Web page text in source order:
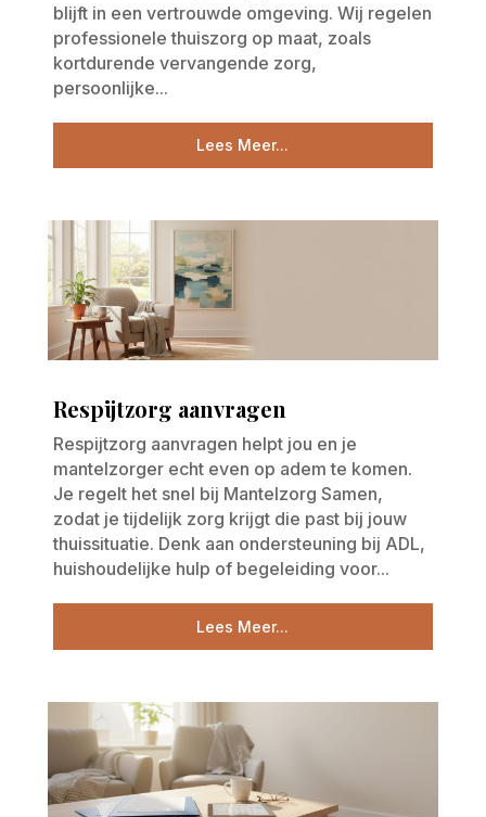
blijft in een vertrouwde omgeving. Wij regelen
professionele thuiszorg op maat, zoals
kortdurende vervangende zorg,
persoonlijke...
Lees Meer...
Respijtzorg aanvragen
Respijtzorg aanvragen helpt jou en je
mantelzorger echt even op adem te komen.
Je regelt het snel bij Mantelzorg Samen,
zodat je tijdelijk zorg krijgt die past bij jouw
thuissituatie. Denk aan ondersteuning bij ADL,
huishoudelijke hulp of begeleiding voor...
Lees Meer...